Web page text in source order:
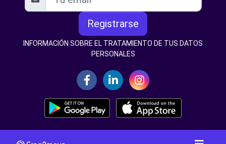
Registrarse
INFORMACIÓN SOBRE EL TRATAMIENTO DE TUS DATOS
PERSONALES